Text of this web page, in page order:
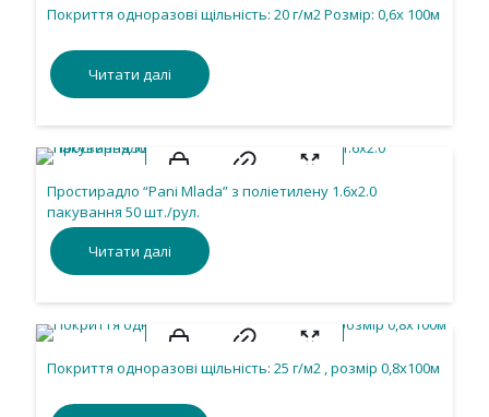
Покриття одноразові щільність: 20 г/м2 Розмір: 0,6х 100м
Читати далі
Простирадло “Pani Mlada” з поліетилену 1.6х2.0
пакування 50 шт./рул.
Читати далі
Покриття одноразові щільність: 25 г/м2 , розмір 0,8х100м